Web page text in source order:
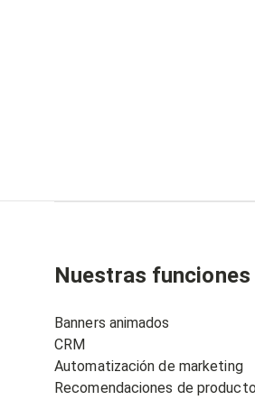
Nuestras
Banners animados
CRM
Automatización de marketing
Recomendaciones de